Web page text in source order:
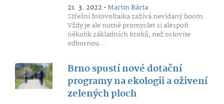
21. 3. 2022 •Martin Bárta
Střešní fotovoltaika zažívá nevídaný boom.
Vždy je ale nutné promyslet si alespoň
několik základních kroků, než oslovíte
odbornou...
Brno spustí nové dotační
programy na ekologii a oživení
zelených ploch